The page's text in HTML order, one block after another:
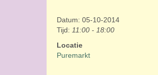
Datum: 05-10-2014
Tijd: 11:00 - 18:00
Locatie
Puremarkt